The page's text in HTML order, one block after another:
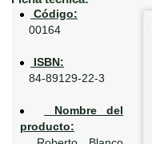
Código:
00164
ISBN:
84-89129-22-3
Nombre del
producto: